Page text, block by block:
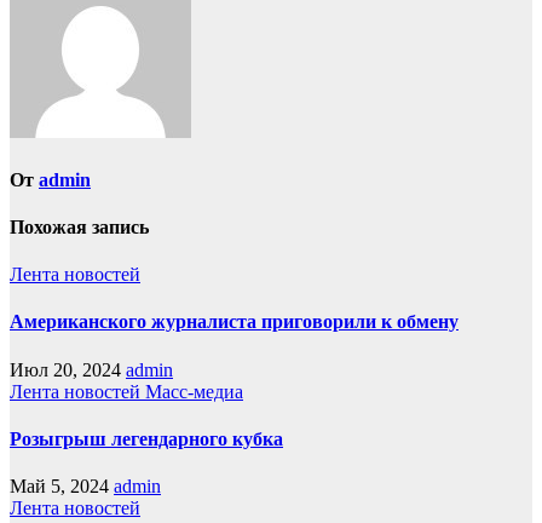
От admin
Похожая запись
Лента новостей
Американского журналиста приговорили к обмену
Июл 20, 2024 admin
Лента новостей Масс-медиа
Розыгрыш легендарного кубка
Май 5, 2024 admin
Лента новостей